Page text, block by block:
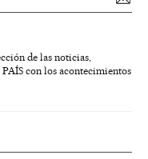
de las noticias,
con los acontecimientos